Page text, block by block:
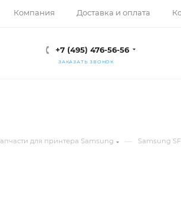
Компания Доставка и оплата
+7 (495) 476-56-56
ЗАКАЗАТЬ ЗВОНОК
для принтера Samsung — Samsung